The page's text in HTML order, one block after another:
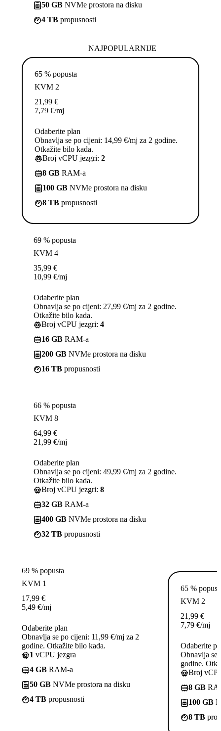
50 GB NVMe prostora na disku
4 TB propusnosti
NAJPOPULARNIJE
65 % popusta
KVM 2
21,99 €
7,79 €/mj
Odaberite plan
Obnavlja se po cijeni: 14,99 €/mj za 2 godine.
Otkažite bilo kada.
Broj vCPU jezgri: 2
8 GB RAM-a
100 GB NVMe prostora na disku
8 TB propusnosti
69 % popusta
KVM 4
35,99 €
10,99 €/mj
Odaberite plan
Obnavlja se po cijeni: 27,99 €/mj za 2 godine.
Otkažite bilo kada.
Broj vCPU jezgri: 4
16 GB RAM-a
200 GB NVMe prostora na disku
16 TB propusnosti
66 % popusta
KVM 8
64,99 €
21,99 €/mj
Odaberite plan
Obnavlja se po cijeni: 49,99 €/mj za 2 godine.
Otkažite bilo kada.
Broj vCPU jezgri: 8
32 GB RAM-a
400 GB NVMe prostora na disku
32 TB propusnosti
69 % popusta
KVM 1
17,99 €
5,49 €/mj
Odaberite plan
Obnavlja se po cijeni: 11,99 €/mj za 2
godine. Otkažite bilo kada.
1 vCPU jezgra
4 GB RAM-a
50 GB NVMe prostora na disku
4 TB propusnosti
65 %
KVM 2
21,99 €
7,79 €/mj
Odaberite
Obnavlja se
godine.
Broj
8 GB
100 GB
8 TB